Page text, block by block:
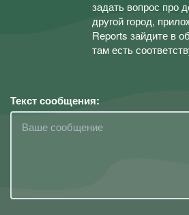
задать вопрос про
другой город,
Reports зайдите в
там есть
Текст сообщения: